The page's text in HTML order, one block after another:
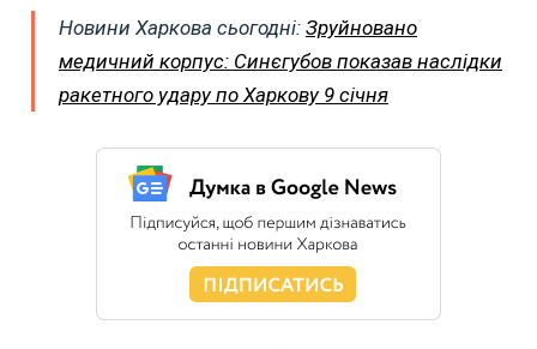
Новини Харкова сьогодні: Зруйновано
медичний корпус: Синєгубов показав наслідки
ракетного удару по Харкову 9 січня